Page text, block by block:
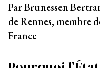
Par Brunessen
de Rennes, membre
France